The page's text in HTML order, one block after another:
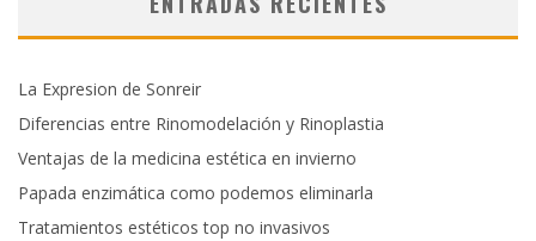
La Expresion de Sonreir
Diferencias entre Rinomodelación y Rinoplastia
Ventajas de la medicina estética en invierno
Papada enzimática como podemos eliminarla
Tratamientos estéticos top no invasivos